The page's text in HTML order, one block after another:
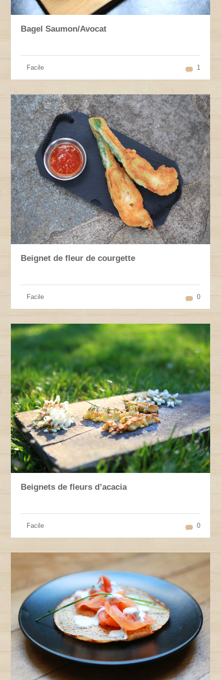
Bagel Saumon/Avocat
Facile 1
Beignet de fleur de courgette
Facile 0
Beignets de fleurs d’acacia
Facile 0